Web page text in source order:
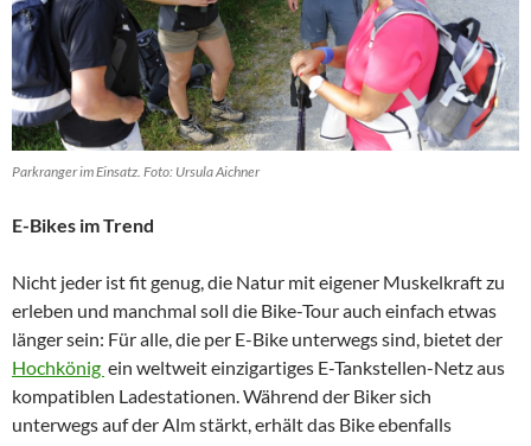
Parkranger im Einsatz. Foto: Ursula Aichner
E-Bikes im Trend
Nicht jeder ist fit genug, die Natur mit eigener Muskelkraft zu
erleben und manchmal soll die Bike-Tour auch einfach etwas
länger sein: Für alle, die per E-Bike unterwegs sind, bietet der
Hochkönig ein weltweit einzigartiges E-Tankstellen-Netz aus
kompatiblen Ladestationen. Während der Biker sich
unterwegs auf der Alm stärkt, erhält das Bike ebenfalls